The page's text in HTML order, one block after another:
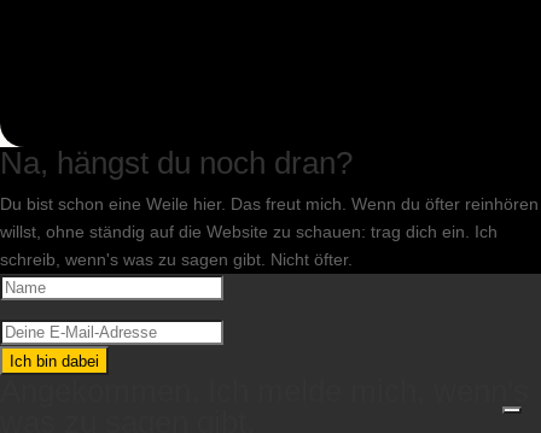
Na, hängst du noch dran?
Du bist schon eine Weile hier. Das freut mich. Wenn du öfter reinhören
willst, ohne ständig auf die Website zu schauen: trag dich ein. Ich
schreib, wenn's was zu sagen gibt. Nicht öfter.
Ich bin dabei